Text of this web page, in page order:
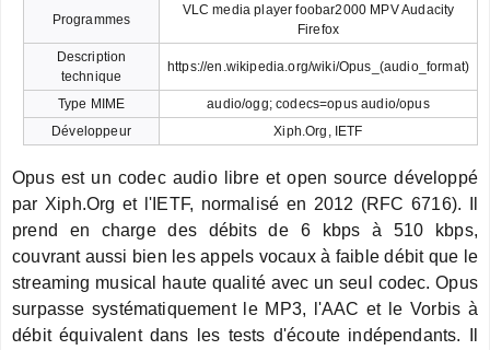
Programmes
VLC media player foobar2000 MPV Audacity
Firefox
Description
technique
https://en.wikipedia.org/wiki/Opus_(audio_format)
Type MIME
audio/ogg; codecs=opus audio/opus
Développeur
Xiph.Org, IETF
Opus est un codec audio libre et open source développé
par Xiph.Org et l'IETF, normalisé en 2012 (RFC 6716). Il
prend en charge des débits de 6 kbps à 510 kbps,
couvrant aussi bien les appels vocaux à faible débit que le
streaming musical haute qualité avec un seul codec. Opus
surpasse systématiquement le MP3, l'AAC et le Vorbis à
débit équivalent dans les tests d'écoute indépendants. Il